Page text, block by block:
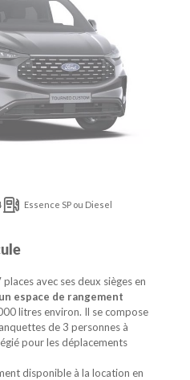
Essence SP ou Diesel
avec ses deux sièges en
un espace de rangement
litres environ. Il se compose
de 3 personnes à
pour les déplacements
disponible à la location en